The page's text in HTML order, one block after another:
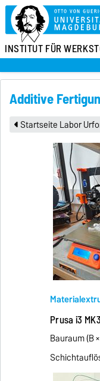
INSTITUT FÜR
Additive
Startseite Labor
Prusa i3 MK3
Bauraum (B